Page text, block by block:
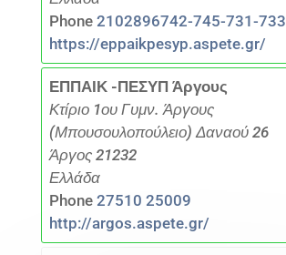
Phone 2102896742-745-731-733
https://eppaikpesyp.aspete.gr/
ΕΠΠΑΙΚ -ΠΕΣΥΠ Άργους
Κτίριο 1ου Γυμν. Άργους
(Μπουσουλοπούλειο) Δαναού 26
Άργος 21232
Ελλάδα
Phone 27510 25009
http://argos.aspete.gr/